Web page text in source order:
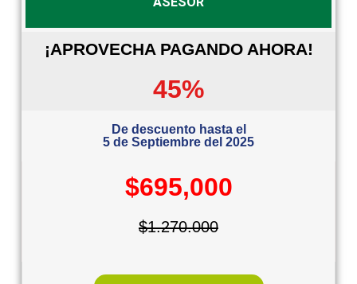
¡APROVECHA PAGANDO AHORA!
45%
De descuento hasta el
5 de Septiembre del 2025
$695,000
$1.270.000